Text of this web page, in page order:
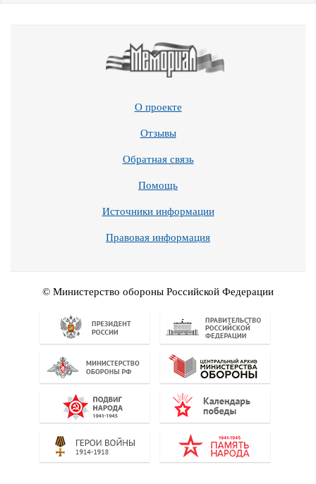
О проекте
Отзывы
Обратная связь
Помощь
Источники информации
Правовая информация
© Министерство обороны Российской Федерации